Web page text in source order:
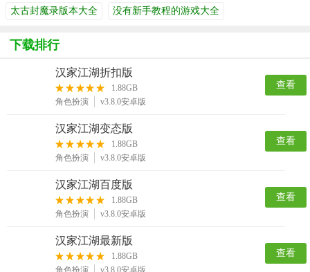
太古封魔录版本大全 没有新手教程的游戏大全
下载排行
汉家江湖折扣版
1.88GB
角色扮演
v3.8.0安卓版
查看
汉家江湖变态版
1.88GB
角色扮演
v3.8.0安卓版
查看
汉家江湖百度版
1.88GB
角色扮演
v3.8.0安卓版
查看
汉家江湖最新版
1.88GB
角色扮演
v3.8.0安卓版
查看